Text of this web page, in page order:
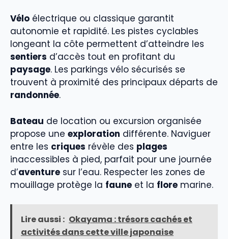
Vélo électrique ou classique garantit
autonomie et rapidité. Les pistes cyclables
longeant la côte permettent d’atteindre les
sentiers d’accès tout en profitant du
paysage. Les parkings vélo sécurisés se
trouvent à proximité des principaux départs de
randonnée.
Bateau de location ou excursion organisée
propose une exploration différente. Naviguer
entre les criques révèle des plages
inaccessibles à pied, parfait pour une journée
d’aventure sur l’eau. Respecter les zones de
mouillage protège la faune et la flore marine.
Lire aussi : Okayama : trésors cachés et
activités dans cette ville japonaise